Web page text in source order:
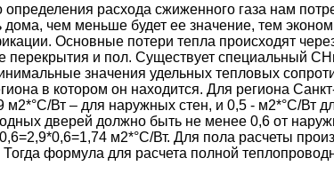
определения расхода сжиженного газа нам
дома, чем меньше будет ее значение, тем
Основные потери тепла происходят
перекрытия и пол. Существует специальный
значения удельных тепловых
в котором он находится. Для региона
м2*°С/Вт – для наружных стен, и 0,5 - м2*°С/Вт
дверей должно быть не менее 0,6 от
м2*°С/Вт. Для пола расчеты
Тогда формула для расчета полной